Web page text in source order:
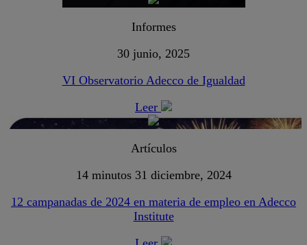
Informes
30 junio, 2025
VI Observatorio Adecco de Igualdad
Leer
Artículos
14 minutos 31 diciembre, 2024
12 campanadas de 2024 en materia de empleo en Adecco
Institute